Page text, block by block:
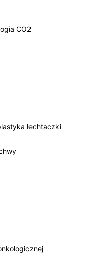
CO2
łechtaczki